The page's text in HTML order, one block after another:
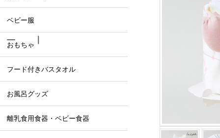
ベビー服
おもちゃ
フード付きバスタオル
お風呂グッズ
離乳食用食器・ベビー食器